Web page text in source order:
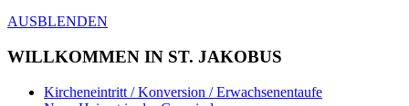
AUSBLENDEN
WILLKOMMEN IN ST. JAKOBUS
Kircheneintritt / Konversion / Erwachsenentaufe